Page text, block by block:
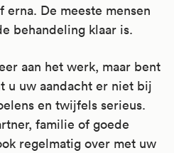
erna. De meeste mensen
behandeling klaar is.
aan het werk, maar bent
u uw aandacht er niet bij
en twijfels serieus.
familie of goede
regelmatig over met uw